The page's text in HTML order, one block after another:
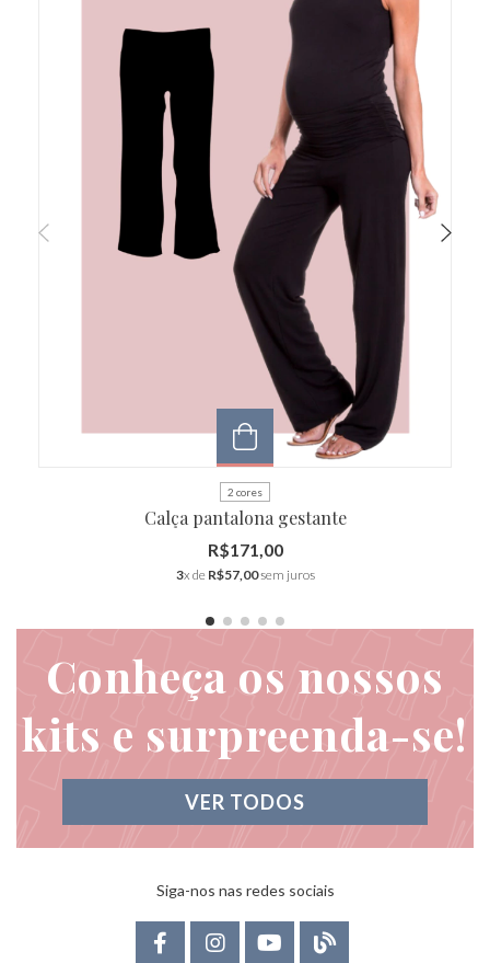
2 cores
Calça pantalona gestante
R$171,00
3x de R$57,00sem juros
Conheça os nossos
kits e surpreenda-se!
VER TODOS
Siga-nos nas redes sociais